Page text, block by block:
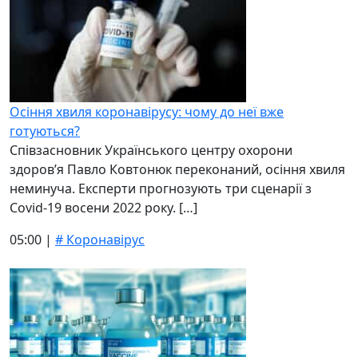
Осіння хвиля коронавірусу: чому до неї вже
готуються?
Співзасновник Українського центру охорони
здоров’я Павло Ковтонюк переконаний, осіння хвиля
неминуча. Експерти прогнозують три сценарії з
Covid-19 восени 2022 року. […]
05:00 | # Коронавірус